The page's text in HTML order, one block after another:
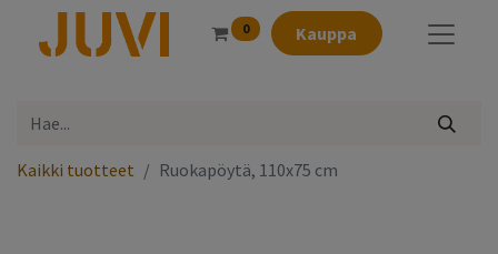
0 Kauppa
Kaikki tuotteet Ruokapöytä, 110x75 cm